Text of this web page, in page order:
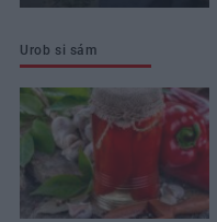
Urob si sám